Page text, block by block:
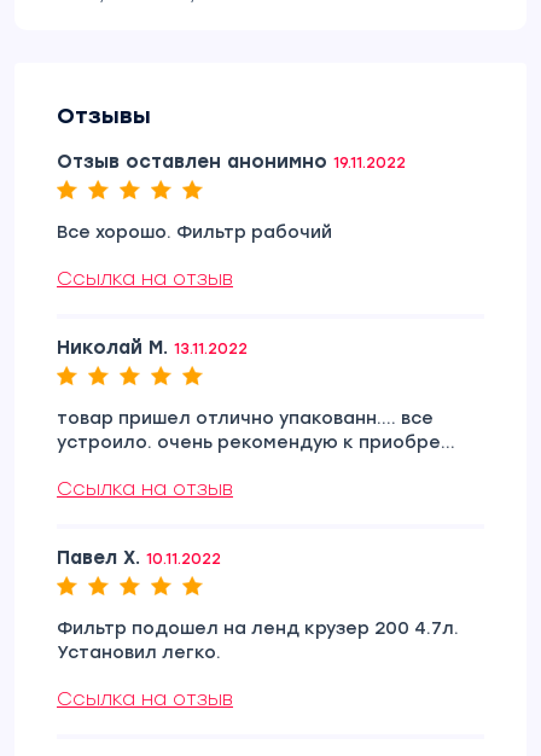
Отзывы
Отзыв оставлен анонимно 19.11.2022
Все хорошо. Фильтр рабочий
Ссылка на отзыв
Николай М. 13.11.2022
товар пришел отлично упакованн.... все
устроило. очень рекомендую к приобре...
Ссылка на отзыв
Павел Х. 10.11.2022
Фильтр подошел на ленд крузер 200 4.7л.
Установил легко.
Ссылка на отзыв